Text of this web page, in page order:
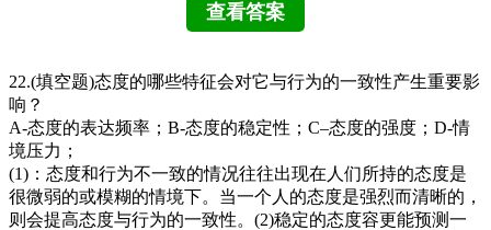
22.(填空题)态度的哪些特征会对它与行为的一致性产生重要影
响？
A-态度的表达频率；B-态度的稳定性；C–态度的强度；D-情
境压力；
(1)：态度和行为不一致的情况往往出现在人们所持的态度是
很微弱的或模糊的情境下。当一个人的态度是强烈而清晰的，
则会提高态度与行为的一致性。(2)稳定的态度容更能预测一